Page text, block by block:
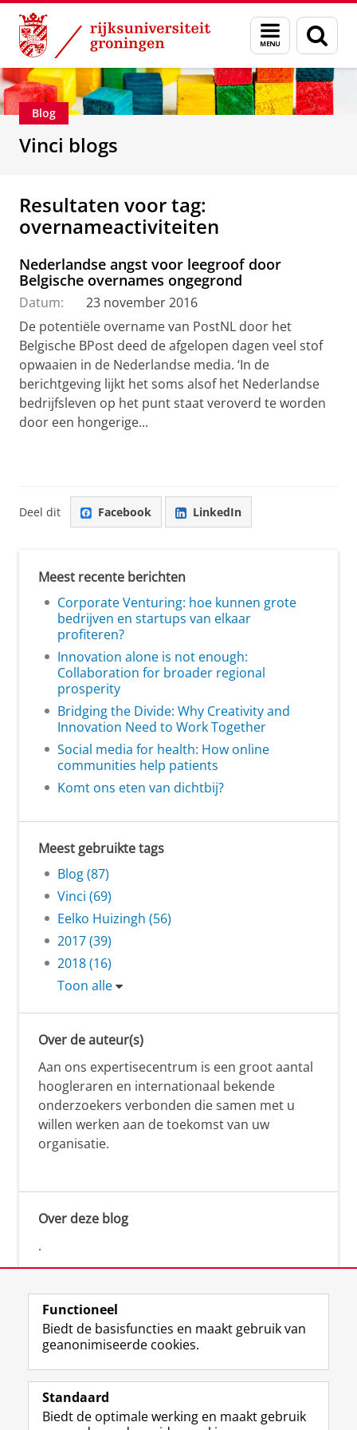
Skip
Content
Skip
Navigation
Menu
en
zoeken
Department of Innovation Management &
Blog
Vinci blogs
Resultaten voor tag:
overnameactiviteiten
Nederlandse angst voor leegroof door
Belgische overnames ongegrond
Datum:
23 november 2016
De potentiële overname van PostNL door het
Belgische BPost deed de afgelopen dagen veel stof
opwaaien in de Nederlandse media. ‘In de
berichtgeving lijkt het soms alsof het Nederlandse
bedrijfsleven op het punt staat veroverd te worden
door een hongerige...
Deel dit Facebook LinkedIn
Meest recente berichten
Corporate Venturing: hoe kunnen grote
bedrijven en startups van elkaar
profiteren?
Innovation alone is not enough:
Collaboration for broader regional
prosperity
Bridging the Divide: Why Creativity and
Innovation Need to Work Together
Social media for health: How online
communities help patients
Komt ons eten van dichtbij?
Meest gebruikte tags
Blog (87)
Vinci (69)
Eelko Huizingh (56)
2017 (39)
2018 (16)
Toon alle
Over de auteur(s)
Aan ons expertisecentrum is een groot aantal
hoogleraren en internationaal bekende
onderzoekers verbonden die samen met u
willen werken aan de toekomst van uw
organisatie.
Over deze blog
.
Volg de RUG
F
a
e
L
i
k
R
S
-
I
n
t
Y
o
T
Studiekiezers
Functioneel
Biedt de basisfuncties en maakt gebruik van
geanonimiseerde cookies.
Standaard
Biedt de optimale werking en maakt gebruik